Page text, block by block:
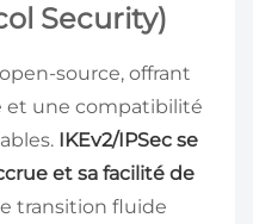
Security)
source, offrant
et une compatibilité
IKEv2/IPSec se
et sa facilité de
transition fluide